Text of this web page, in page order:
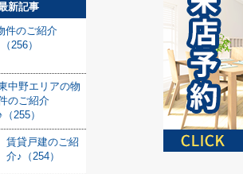
新記事
件のご紹介
256）
中野エリアの物
のご紹介
（255）
賃貸戸建のご紹
介♪（254）